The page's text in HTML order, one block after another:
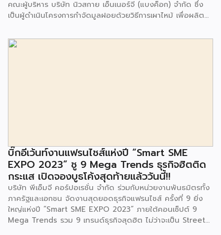
คณะผู้บริหาร บริษัท นิวสกาย เอ็นเนอร์จี (แบงค็อก) จํากัด ซึ่ง
เป็นผู้ดำเนินโครงการกำจัดมูลฝอยด้วยวิธีการเผาไหม้ เพื่อผลิต
มูลฝอยอ่อนนุช เป็นประธานในพิธีส่งมอบโครงการปรับปรุงสถาน
ที่เรียนรู้ ศูนย์พัฒนาเด็กเล็ก ก่อนวัยเรียน ชุมชนเกาะมุสลิม แขวง
จนประชาชนในชุมชนและพื้นที่ใกล้เคียง รวมถึงคณะครู ผู้ปกครอง
และนักเรียนจากศูนย์พัฒนาเด็กเล็กก่อนวัยเรียน ชุมชนเกาะมุสลิม
ร่วมเป็นเกียรติในพิธีดังกล่าว โครงการกำจัดมูลฝอยด้วยวิธีการ
เผาไหม้ฯ ยังมีกิจกรรมเพื่อสังคมหรือ CSR อื่นๆ อีกมากมาย กับ
ชุมชนรอบๆ พื้นที่โครงการอย่างต่อเนื่อง อาทิ การลงพื้นที่
ประชาสัมพันธ์ […]
บิ๊กอีเว้นท์งานแฟรนไชส์แห่งปี “Smart SME
EXPO 2023” ชู 9 Mega Trends ธุรกิจฮิตติด
กระแส เปิดจองบูธโค้งสุดท้ายแล้ววันนี้!!
บริษัท พีเอ็มจี คอร์ปอเรชั่น จำกัด ร่วมกับหน่วยงานพันธมิตรทั้ง
ภาครัฐและเอกชน จัดงานสุดยอดธุรกิจแฟรนไชส์ ครั้งที่ 9 ยิ่ง
ใหญ่แห่งปี “Smart SME EXPO 2023” ภายใต้คอนเซ็ปต์ 9
Mega Trends รวม 9 เทรนด์ธุรกิจสุดฮิต ไม่ว่าจะเป็น Street